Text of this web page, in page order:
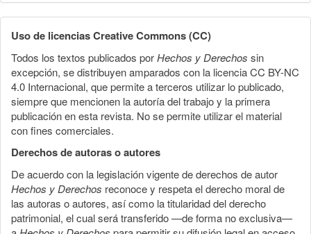
Uso de licencias Creative Commons (CC)
Todos los textos publicados porHechos y Derechos sin
excepción, se distribuyen amparados con la licencia CC BY-NC
4.0 Internacional, que permite a terceros utilizar lo publicado,
siempre que mencionen la autoría del trabajo y la primera
publicación en esta revista. No se permite utilizar el material
con fines comerciales.
Derechos de autoras o autores
De acuerdo con la legislación vigente de derechos de autor
Hechos y Derechos reconoce y respeta el derecho moral de
las autoras o autores, así como la titularidad del derecho
patrimonial, el cual será transferido —de forma no exclusiva—